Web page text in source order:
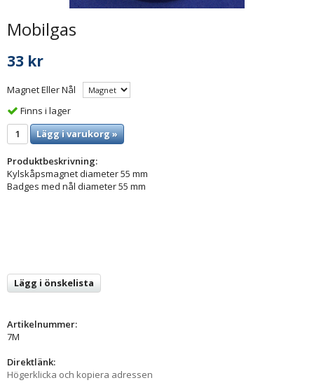
Mobilgas
33 kr
Magnet Eller Nål
Finns i lager
Lägg i varukorg »
Produktbeskrivning:
Kylskåpsmagnet diameter 55 mm
Badges med nål diameter 55 mm
Lägg i önskelista
Artikelnummer:
7M
Direktlänk:
Högerklicka och kopiera adressen